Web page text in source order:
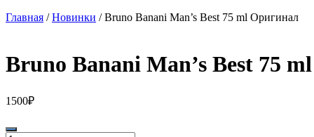
Главная /Новинки / Bruno Banani Man’s Best 75 ml Оригинал
Bruno Banani Man’s Best 75
1500₽